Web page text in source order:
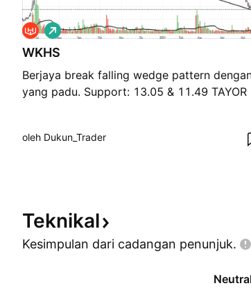
WKHS
Berjaya break falling wedge pattern
yang padu. Support: 13.05 & 11.49 TAYOR
P
a
n
a
g
oleh Dukun_Trader
Teknikal
Kesimpulan dari cadangan penunjuk.